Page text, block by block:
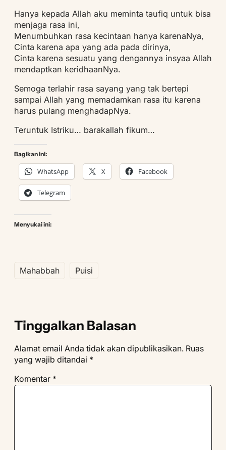
Hanya kepada Allah aku meminta taufiq untuk bisa
menjaga rasa ini,
Menumbuhkan rasa kecintaan hanya karenaNya,
Cinta karena apa yang ada pada dirinya,
Cinta karena sesuatu yang dengannya insyaa Allah
mendaptkan keridhaanNya.
Semoga terlahir rasa sayang yang tak bertepi
sampai Allah yang memadamkan rasa itu karena
harus pulang menghadapNya.
Teruntuk Istriku… barakallah fikum…
Bagikan ini:
WhatsApp X Facebook
Telegram
Menyukai ini:
Mahabbah Puisi
Tinggalkan Balasan
Alamat email Anda tidak akan dipublikasikan. Ruas
yang wajib ditandai *
Komentar *